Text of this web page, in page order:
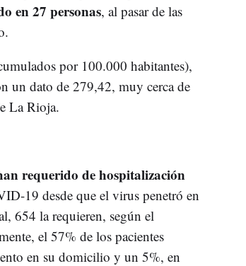
en 27 personas, al pasar de las
por 100.000 habitantes),
un dato de 279,42, muy cerca de
La Rioja.
requerido de hospitalización
19 desde que el virus penetró en
654 la requieren, según el
el 57% de los pacientes
en su domicilio y un 5%, en